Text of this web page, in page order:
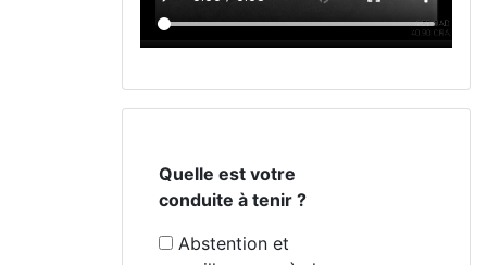
Quelle est votre
conduite à tenir ?
Abstention et